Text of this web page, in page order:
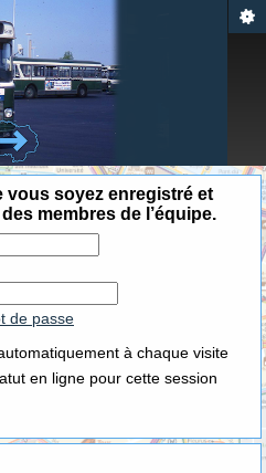
vous soyez enregistré et
membres de l’équipe.
de passe
à chaque visite
en ligne pour cette session